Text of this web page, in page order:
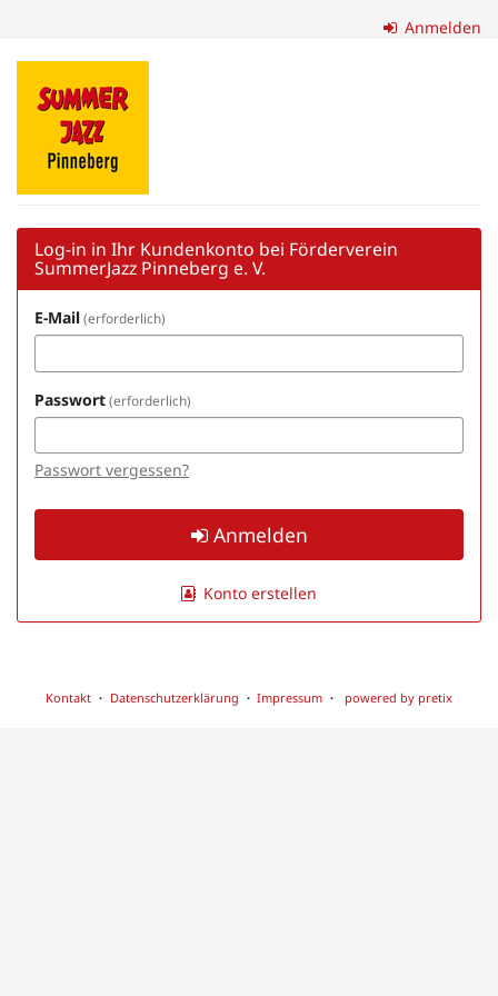
Inhalt
springen
Anmelden
Förderverein
SummerJazz
Pinneberg
e.
V.
Log-in in Ihr Kundenkonto bei Förderverein
SummerJazz Pinneberg e. V.
E-Mail erforderlich
Passwort erforderlich
Passwort vergessen?
Anmelden
Konto erstellen
Kontakt Datenschutzerklärung Impressum powered by pretix